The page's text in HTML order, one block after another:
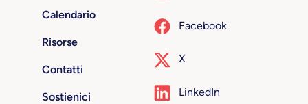
Calendario
Risorse
Contatti
Sostienici
Facebook
X
LinkedIn